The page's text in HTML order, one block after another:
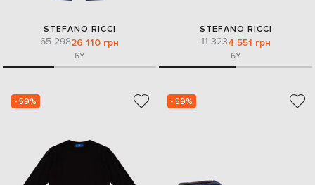
STEFANO RICCI
65 29826 110 грн
6Y
STEFANO RICCI
11 3234 551 грн
6Y
- 59% - 59%